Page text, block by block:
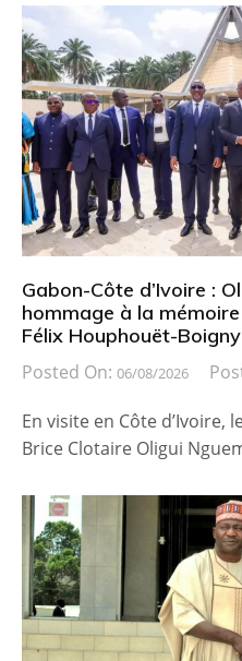
Gabon-Côte d’Ivoire :
hommage à la
Félix Houphouët-Boigny
Posted On: 06/08/2026
En visite en Côte d’Ivoire,
Brice Clotaire Oligui